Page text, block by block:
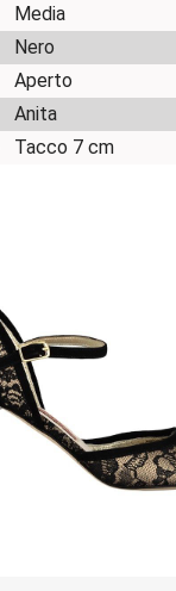
Media
Nero
Aperto
Anita
Tacco 7 cm